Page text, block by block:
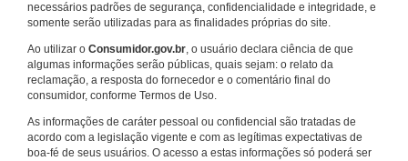
necessários padrões de segurança, confidencialidade e integridade, e
somente serão utilizadas para as finalidades próprias do site.
Ao utilizar o Consumidor.gov.br, o usuário declara ciência de que
algumas informações serão públicas, quais sejam: o relato da
reclamação, a resposta do fornecedor e o comentário final do
consumidor, conforme Termos de Uso.
As informações de caráter pessoal ou confidencial são tratadas de
acordo com a legislação vigente e com as legítimas expectativas de
boa-fé de seus usuários. O acesso a estas informações só poderá ser